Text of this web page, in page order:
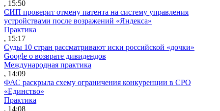
, 15:50
СИП проверит отмену патента на систему управления
устройствами после возражений «Яндекса»
Практика
, 15:17
Суды 10 стран рассматривают иски российской «дочки»
Google о возврате дивидендов
Международная практика
, 14:09
ФАС раскрыла схему ограничения конкуренции в СРО
«Единство»
Практика
, 14:08